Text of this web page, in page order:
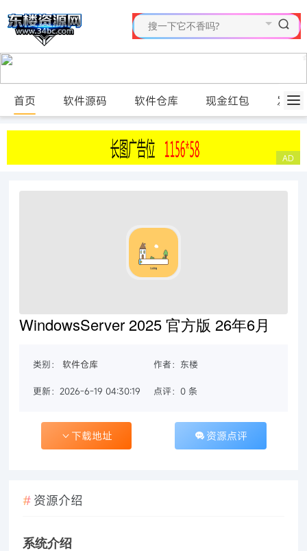
首页 软件源码 软件仓库 现金红包 发布
WindowsServer 2025 官方版 26年6月
类别： 软件仓库 作者：东楼
更新：2026-6-19 04:30:19 点评：0 条
下载地址 资源点评
资源介绍
系统介绍